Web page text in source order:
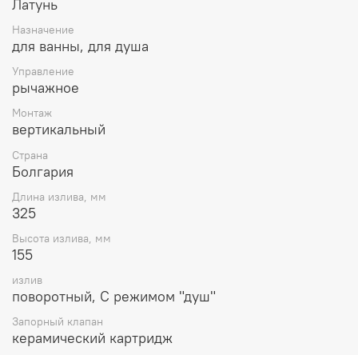
интерьеров и типов ванных комнат.
Смеситель для ванны;смеситель для ванны с
душем;смеситель для раковины;смеситель для
Латунь
Назначение
для ванны, для душа
Управление
рычажное
Монтаж
вертикальный
Страна
Болгария
Длина излива, мм
325
Высота излива, мм
155
излив
поворотный, С режимом "душ"
Запорный клапан
керамический картридж